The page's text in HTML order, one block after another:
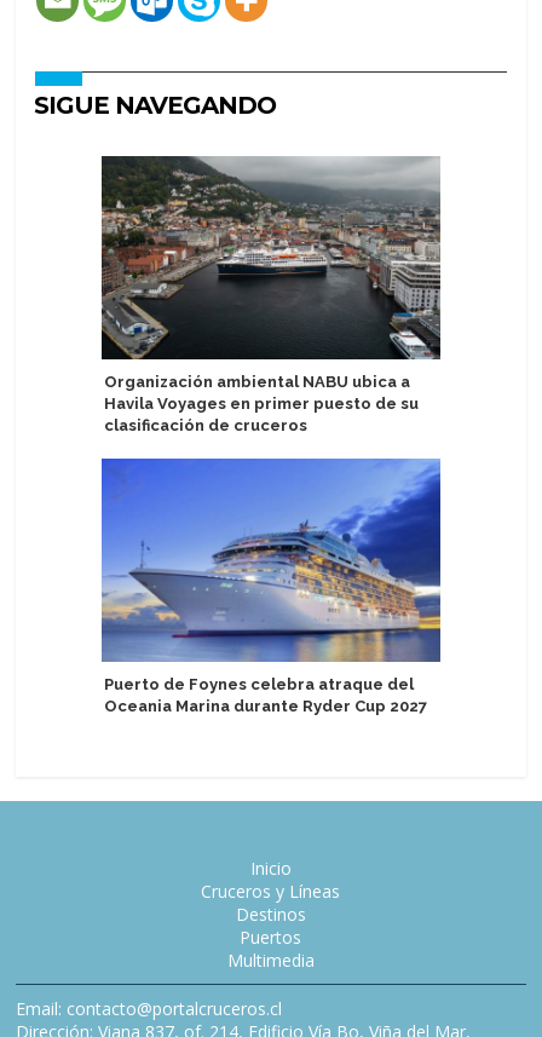
SIGUE NAVEGANDO
Organización ambiental NABU ubica a
Havila Voyages en primer puesto de su
clasificación de cruceros
Puerto de Foynes celebra atraque del
Oceania Marina durante Ryder Cup 2027
Inicio
Cruceros y Líneas
Destinos
Puertos
Multimedia
Email: contacto@portalcruceros.cl
Dirección: Viana 837, of. 214, Edificio Vía Bo, Viña del Mar,